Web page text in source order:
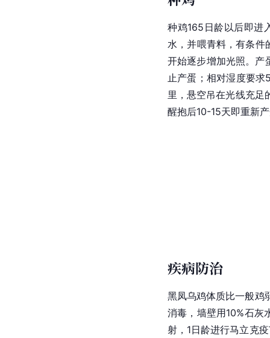
种鸡165日龄以后即进
水，并喂青料，有条件
开始逐步增加光照。
止产蛋；相对湿度要求
里，悬空吊在光线充足
醒抱后10-15天即重新
疾病防治
黑凤乌鸡体质比一般鸡
消毒，墙壁用10%石灰
射，1日龄进行马立克